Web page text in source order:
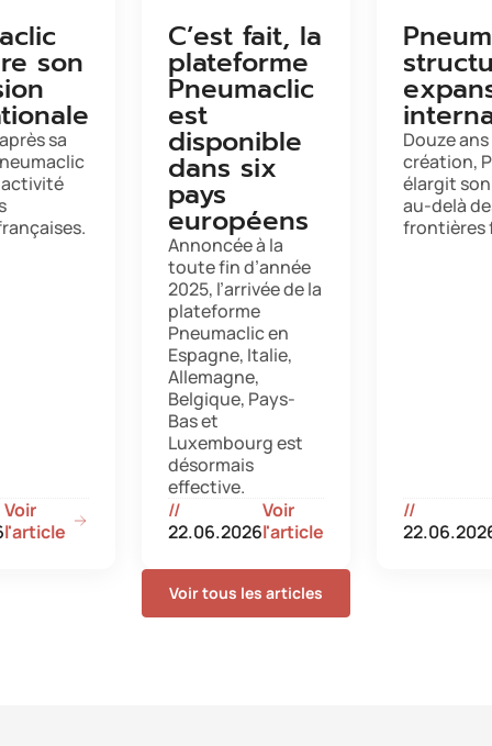
son
sa
Voir
l'article
C’est fait, la
plateforme
Pneumaclic
est
disponible
dans six
pays
européens
Annoncée à la
toute fin d’année
2025, l’arrivée de la
plateforme
Pneumaclic en
Espagne, Italie,
Allemagne,
Belgique, Pays-
Bas et
Luxembourg est
désormais
effective.
//
22.06.2026
Voir
l'article
Douze
création,
élargit
au-delà
frontières
//
Voir tous les articles